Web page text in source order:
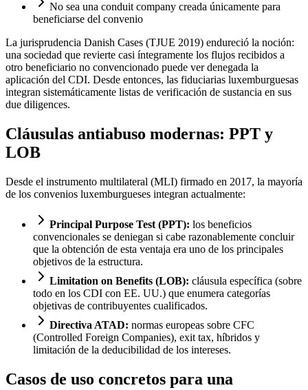
No sea una conduit company creada únicamente para
beneficiarse del convenio
La jurisprudencia Danish Cases (TJUE 2019) endureció la noción:
una sociedad que revierte casi íntegramente los flujos recibidos a
otro beneficiario no convencionado puede ver denegada la
aplicación del CDI. Desde entonces, las fiduciarias luxemburguesas
integran sistemáticamente listas de verificación de sustancia en sus
due diligences.
Cláusulas antiabuso modernas: PPT y
LOB
Desde el instrumento multilateral (MLI) firmado en 2017, la mayoría
de los convenios luxemburgueses integran actualmente:
Principal Purpose Test (PPT): los beneficios
convencionales se deniegan si cabe razonablemente concluir
que la obtención de esta ventaja era uno de los principales
objetivos de la estructura.
Limitation on Benefits (LOB): cláusula específica (sobre
todo en los CDI con EE. UU.) que enumera categorías
objetivas de contribuyentes cualificados.
Directiva ATAD: normas europeas sobre CFC
(Controlled Foreign Companies), exit tax, híbridos y
limitación de la deducibilidad de los intereses.
Casos de uso concretos para una